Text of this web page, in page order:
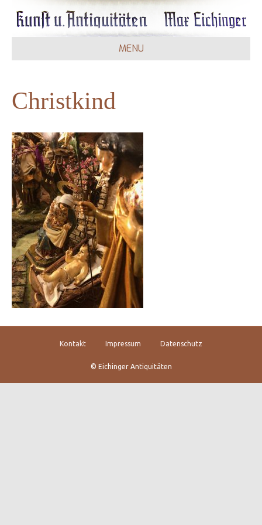
MENU
Christkind
Kontakt Impressum Datenschutz
© Eichinger Antiquitäten